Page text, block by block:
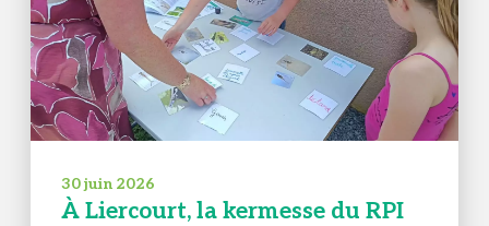
30 juin 2026
À Liercourt, la kermesse du RPI